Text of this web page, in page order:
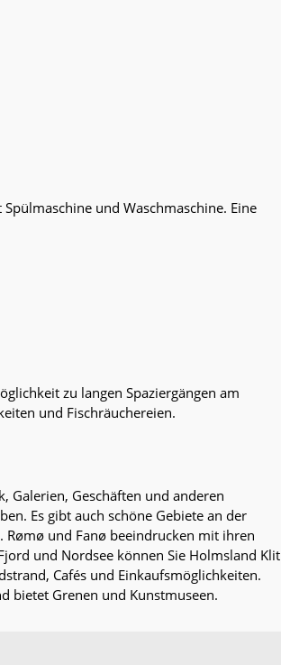
und Waschmaschine. Eine
zu langen Spaziergängen am
und Fischräuchereien.
Galerien, Geschäften und anderen
Es gibt auch schöne Gebiete an der
Rømø und Fanø beeindrucken mit ihren
und Nordsee können Sie Holmsland Klit
Cafés und Einkaufsmöglichkeiten.
bietet Grenen und Kunstmuseen.